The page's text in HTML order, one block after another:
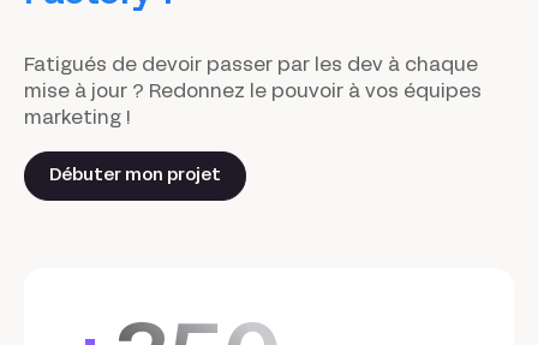
Fatigués de devoir passer par les dev à chaque
mise à jour ? Redonnez le pouvoir à vos équipes
marketing !
Débuter mon projet